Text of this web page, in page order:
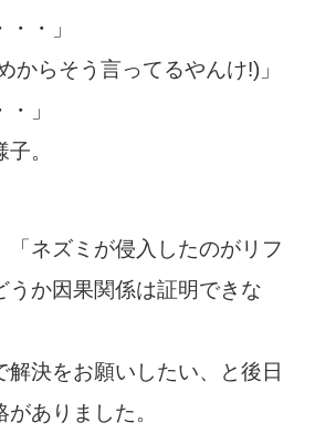
・」
からそう言ってるやんけ!)」
」
。
「ネズミが侵入したのがリフ
うか因果関係は証明できな
解決をお願いしたい、と後日
ありました。